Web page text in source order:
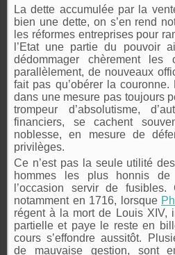
La dette accumulée par la
bien une dette, on s’en rend
les réformes entreprises pour
l’Etat une partie du pouvoir
dédommager chèrement les
parallèlement, de nouveaux
fait pas qu’obérer la
dans une mesure pas toujours
trompeur d’absolutisme,
financiers, se cachent
noblesse, en mesure de
privilèges.
Ce n’est pas la seule utilité
hommes les plus honnis
l’occasion servir de
notamment en 1716, lorsque
régent à la mort de Louis XIV,
partielle et paye le reste en
cours s’effondre aussitôt.
de mauvaise gestion, sont